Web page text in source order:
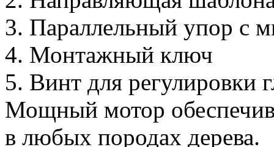
3. Параллельный упор с
4. Монтажный ключ
5. Винт для регулировки
Мощный мотор
в любых породах дерева.